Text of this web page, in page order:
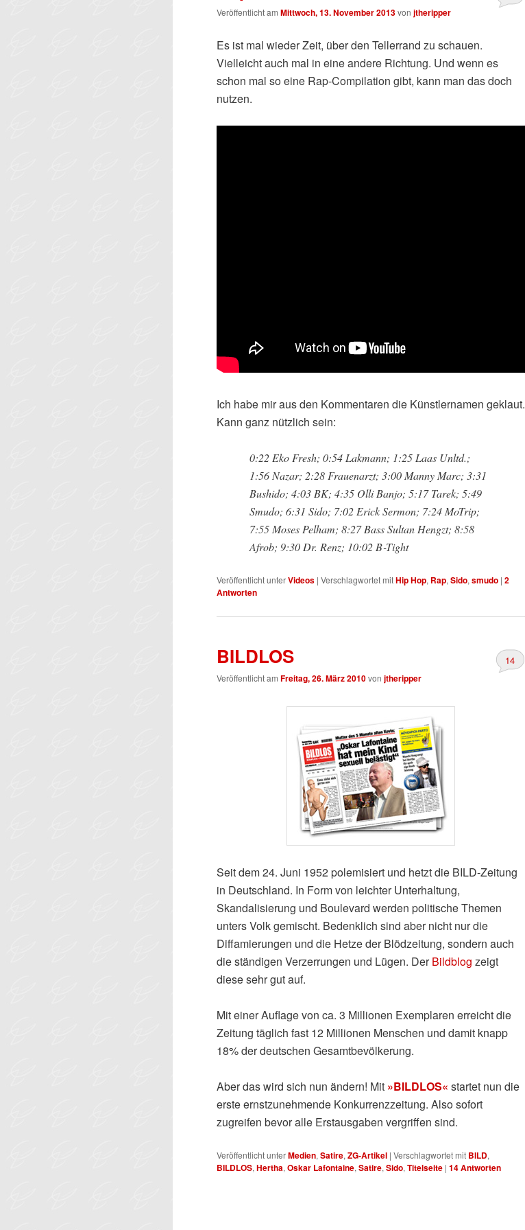
Veröffentlicht am Mittwoch, 13. November 2013von jtheripper
Es ist mal wieder Zeit, über den Tellerrand zu schauen.
Vielleicht auch mal in eine andere Richtung. Und wenn es
schon mal so eine Rap-Compilation gibt, kann man das doch
nutzen.
Ich habe mir aus den Kommentaren die Künstlernamen geklaut.
Kann ganz nützlich sein:
0:22 Eko Fresh; 0:54 Lakmann; 1:25 Laas Unltd.;
1:56 Nazar; 2:28 Frauenarzt; 3:00 Manny Marc; 3:31
Bushido; 4:03 BK; 4:35 Olli Banjo; 5:17 Tarek; 5:49
Smudo; 6:31 Sido; 7:02 Erick Sermon; 7:24 MoTrip;
7:55 Moses Pelham; 8:27 Bass Sultan Hengzt; 8:58
Afrob; 9:30 Dr. Renz; 10:02 B‑Tight
Veröffentlicht unterVideos | Verschlagwortet mitHip Hop, Rap, Sido, smudo | 2
Antworten
BILDLOS
Veröffentlicht am Freitag, 26. März 2010von jtheripper
14
Seit dem 24. Juni 1952 polemisiert und hetzt die BILD-Zeitung
in Deutschland. In Form von leichter Unterhaltung,
Skandalisierung und Boulevard werden politische Themen
unters Volk gemischt. Bedenklich sind aber nicht nur die
Diffamierungen und die Hetze der Blödzeitung, sondern auch
die ständigen Verzerrungen und Lügen. DerBildblog zeigt
diese sehr gut auf.
Mit einer Auflage von ca. 3 Millionen Exemplaren erreicht die
Zeitung täglich fast 12 Millionen Menschen und damit knapp
18% der deutschen Gesamtbevölkerung.
Aber das wird sich nun ändern! Mit »BILDLOS« startet nun die
erste ernstzunehmende Konkurrenzzeitung. Also sofort
zugreifen bevor alle Erstausgaben vergriffen sind.
Veröffentlicht unterMedien, Satire, ZG-Artikel | Verschlagwortet mit BILD,
BILDLOS, Hertha, Oskar Lafontaine, Satire, Sido, Titelseite | 14Antworten